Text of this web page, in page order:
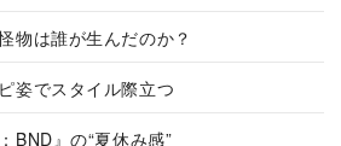
物は誰が生んだのか？
姿でスタイル際立つ
BND』の“夏休み感”